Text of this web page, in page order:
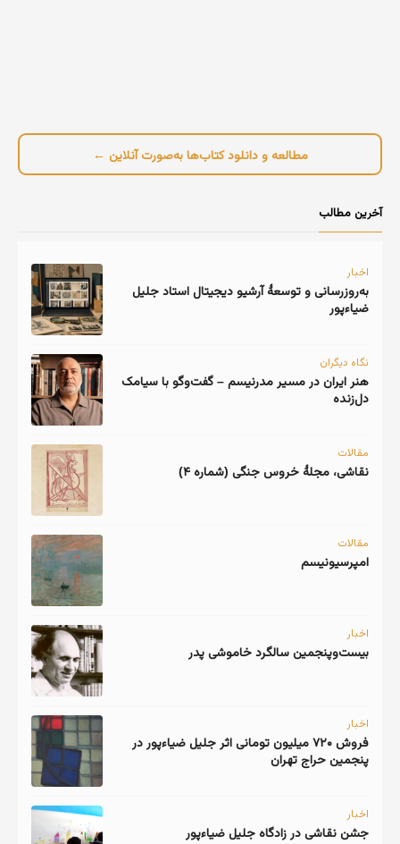
مطالعه و دانلود کتاب‌ها به‌صورت آنلاین ←
آخرین مطالب
اخبار
به‌روزرسانی و توسعهٔ آرشیو دیجیتال استاد جلیل
ضیاءپور
نگاه دیگران
هنر ایران در مسیر مدرنیسم – گفت‌وگو با سیامک
دل‌زنده
مقالات
نقاشی، مجلهٔ خروس جنگی (شماره ۴)
مقالات
امپرسیونیسم
اخبار
اخبار
فروش ۷۲۰ میلیون تومانی اثر جلیل ضیاءپور در
پنجمین حراج تهران
اخبار
جشن نقاشی در زادگاه جلیل ضیاءپور